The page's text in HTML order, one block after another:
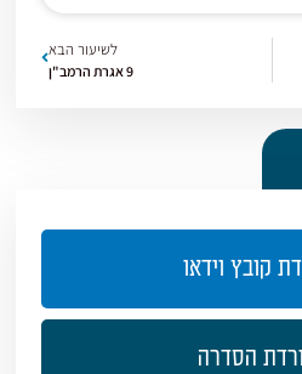
לשיעור הבא
9 אגרת הרמב"ן
קובץ וידאו
הסדרה